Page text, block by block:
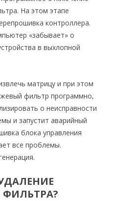
На этом этапе
контроллера.
«забывает» о
в выхлопной
матрицу и при этом
фильтр программно,
о неисправности
и запустит аварийный
блока управления
все проблемы.